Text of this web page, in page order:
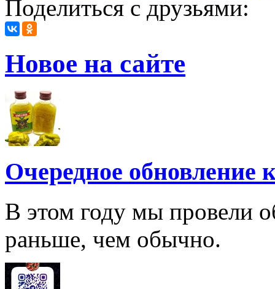
Поделиться с друзьями:
Новое на сайте
Очередное обновление
В этом году мы провели
раньше, чем обычно.